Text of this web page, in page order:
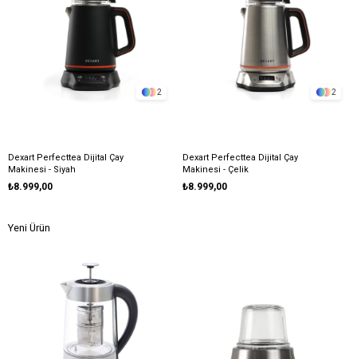
2
Dexart Perfecttea Dijital Çay
Makinesi - Siyah
₺8.999,00
Yeni Ürün
2
Dexart Perfecttea Dijital Çay
Makinesi - Çelik
₺8.999,00